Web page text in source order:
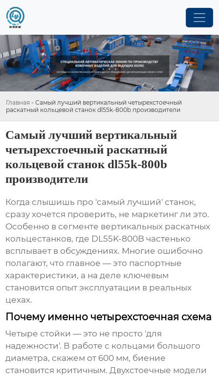
Главная - Самый лучший вертикальный четырехстоечный
раскатный кольцевой станок dl55k-800b производители
Самый лучший вертикальный
четырехстоечный раскатный
кольцевой станок dl55k-800b
производители
Когда слышишь про 'самый лучший' станок,
сразу хочется проверить, не маркетинг ли это.
Особенно в сегменте вертикальных раскатных
кольцестанков, где DL55K-800B частенько
всплывает в обсуждениях. Многие ошибочно
полагают, что главное — это паспортные
характеристики, а на деле ключевым
становится опыт эксплуатации в реальных
цехах.
Почему именно четырехстоечная схема
Четыре стойки — это не просто 'для
надежности'. В работе с кольцами большого
диаметра, скажем от 600 мм, биение
становится критичным. Двухстоечные модели